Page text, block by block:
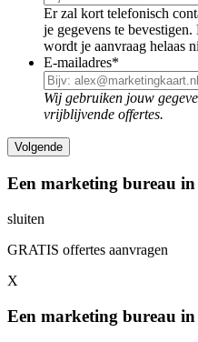
Er zal kort telefonisch
je gegevens te
wordt je aanvraag helaas
E-mailadres*
Wij gebruiken jouw
vrijblijvende offertes.
Een marketing bureau
sluiten
GRATIS offertes aanvragen
X
Een marketing bureau